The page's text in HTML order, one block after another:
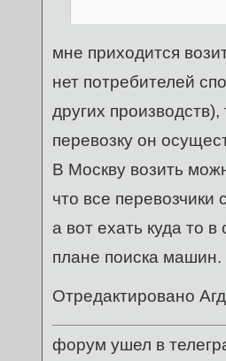
мне приходится
нет потребителей
других
перевозку он
В Москву возить
что все
а вот ехать куда то
плане поиска машин.
Отредактировано
форум ушел в